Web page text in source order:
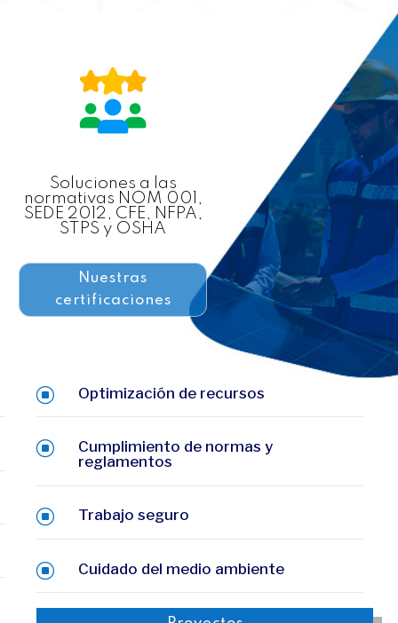
Soluciones a las
normativas NOM 001,
SEDE 2012, CFE, NFPA,
STPS y OSHA
Nuestras
certificaciones
] Optimización de recursos
]
Cumplimiento de normas y
reglamentos
] Trabajo seguro
] Cuidado del medio ambiente